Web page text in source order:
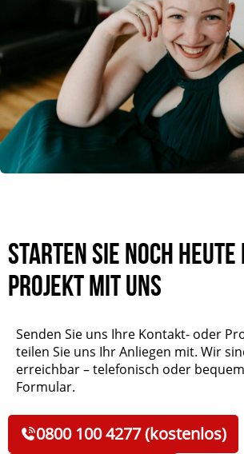
Starten Sie noch
Projekt mit uns
Senden Sie uns Ihre Kontakt- oder
teilen Sie uns Ihr Anliegen mit. Wir
erreichbar – telefonisch oder
Formular.
0800 100 4277 (kostenlos)